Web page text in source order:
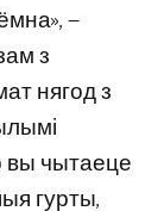
—
з
нягод з
вы чытаеце
гурты,